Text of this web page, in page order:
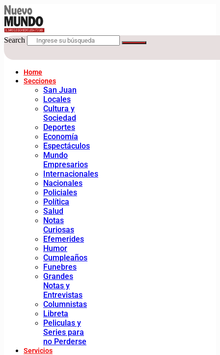
Search
Home
Secciones
San Juan
Locales
Cultura y
Sociedad
Deportes
Economía
Espectáculos
Mundo
Empresarios
Internacionales
Nacionales
Policiales
Política
Salud
Notas
Curiosas
Efemerides
Humor
Cumpleaños
Funebres
Grandes
Notas y
Entrevistas
Columnistas
Libreta
Peliculas y
Series para
no Perderse
Servicios